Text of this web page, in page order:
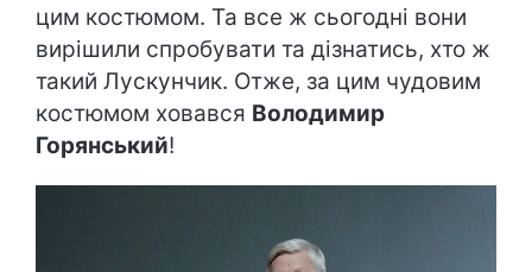
цим костюмом. Та все ж сьогодні вони
вирішили спробувати та дізнатись, хто ж
такий Лускунчик. Отже, за цим чудовим
костюмом ховався Володимир
Горянський!